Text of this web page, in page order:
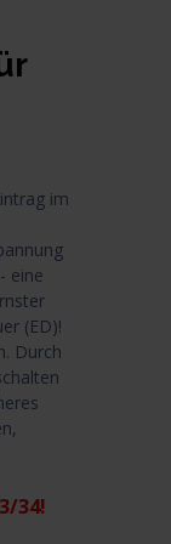
im
eine
(ED)!
Durch
34!